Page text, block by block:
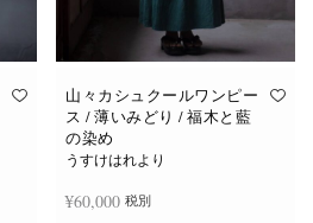
山々カシュクールワンピー
ス / 薄いみどり / 福木と藍
の染め
うすけはれより
¥60,000 税別